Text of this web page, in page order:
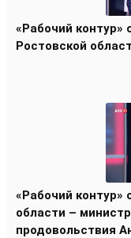
«Рабочий контур»
Ростовской
«Рабочий контур»
области –
продовольствия